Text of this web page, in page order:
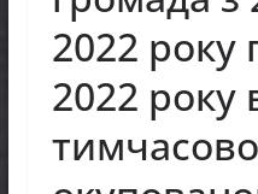
2022 року
2022 року
тимчасово